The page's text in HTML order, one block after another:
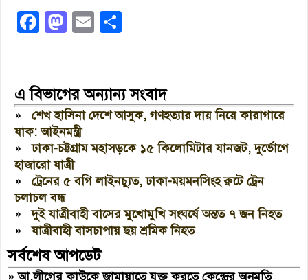
Facebook
Mastodon
Email
এ বিভাগের অন্যান্য সংবাদ
»শেখ হাসিনা দেশে আসুক, গণহত্যার দায় নিয়ে কারাগারে
যাক: আইনমন্ত্রী
»ঢাকা-চট্টগ্রাম মহাসড়কে ১৫ কিলোমিটার যানজট, দুর্ভোগে
হাজারো যাত্রী
»ট্রেনের ৫ বগি লাইনচ্যুত, ঢাকা-ময়মনসিংহ রুটে ট্রেন
চলাচল বন্ধ
»দুই যাত্রীবাহী বাসের মুখোমুখি সংঘর্ষে অন্তত ৭ জন নিহত
»যাত্রীবাহী বাসচাপায় ছয় শ্রমিক নিহত
সর্বশেষ আপডেট
»আ.লীগের কাউকে জামায়াতে যুক্ত করতে কেন্দ্রের অনুমতি